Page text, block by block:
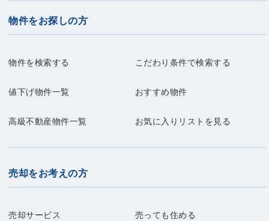
物件をお探しの方
物件を検索する こだわり条件で検索する
値下げ物件一覧 おすすめ物件
高級不動産物件一覧 お気に入りリストを見る
売却をお考えの方
売却サービス 売っても住める